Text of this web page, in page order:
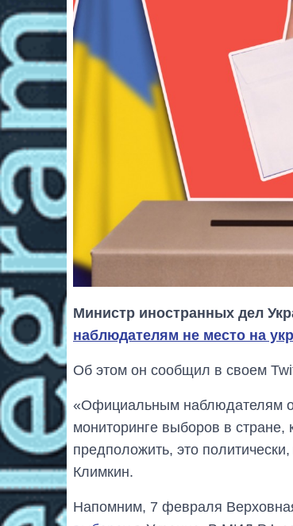
Министр иностранных дел
наблюдателям не место на
Об этом он сообщил в своем
«Официальным наблюдателям
мониторинге выборов в стране,
предположить, это
Климкин.
Напомним, 7 февраля